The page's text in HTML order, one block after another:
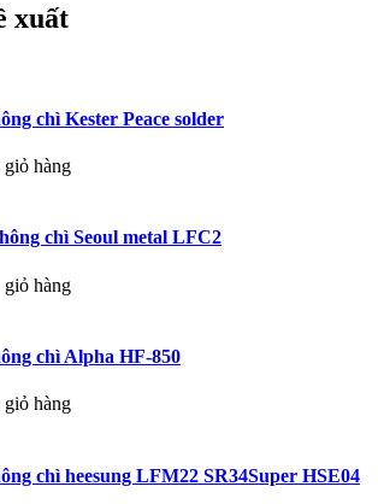
xuất
chì Kester Peace solder
chì Seoul metal LFC2
chì Alpha HF-850
chì heesung LFM22 SR34Super HSE04